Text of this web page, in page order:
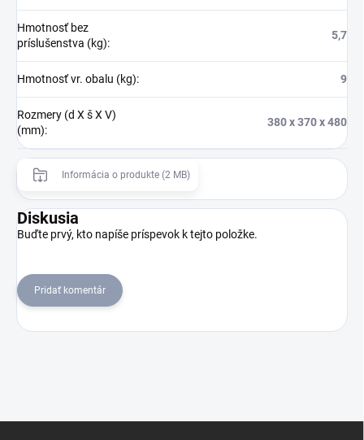
Hmotnosť bez
príslušenstva (kg):
5,7
Hmotnosť vr. obalu (kg): 9
Rozmery (d X š X V)
(mm):
380 x 370 x 480
Informácia o produkte (2 MB)
Diskusia
Buďte prvý, kto napíše príspevok k tejto položke.
Pridať komentár